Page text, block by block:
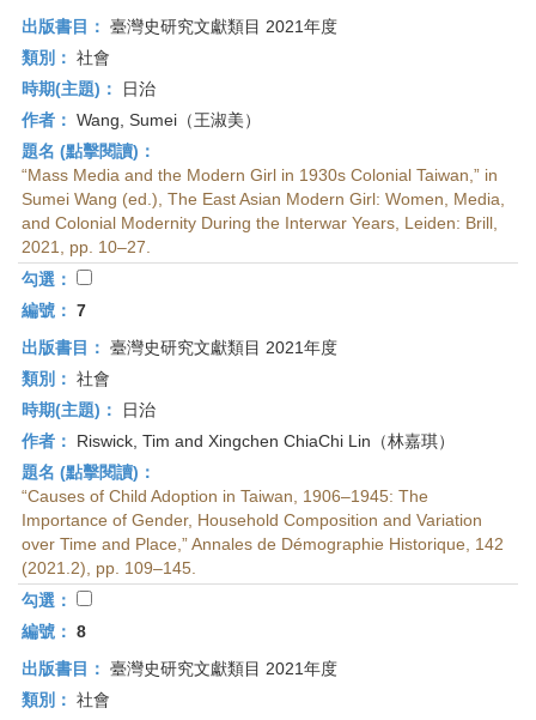
出版書目： 臺灣史研究文獻類目 2021年度
類別： 社會
時期(主題)：
日治
作者： Wang, Sumei（王淑美）
題名 (點擊閱讀)：
“Mass Media and the Modern Girl in 1930s Colonial Taiwan,” in
Sumei Wang (ed.), The East Asian Modern Girl: Women, Media,
and Colonial Modernity During the Interwar Years, Leiden: Brill,
2021, pp. 10–27.
勾選：
編號： 7
出版書目： 臺灣史研究文獻類目 2021年度
類別： 社會
時期(主題)：
日治
作者：
Riswick, Tim and Xingchen ChiaChi Lin（林嘉琪）
題名 (點擊閱讀)：
“Causes of Child Adoption in Taiwan, 1906–1945: The
Importance of Gender, Household Composition and Variation
over Time and Place,” Annales de Démographie Historique, 142
(2021.2), pp. 109–145.
勾選：
編號： 8
出版書目： 臺灣史研究文獻類目 2021年度
類別： 社會